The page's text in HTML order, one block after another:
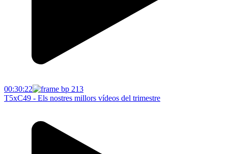
00:30:22
T5xC49 - Els nostres millors vídeos del trimestre